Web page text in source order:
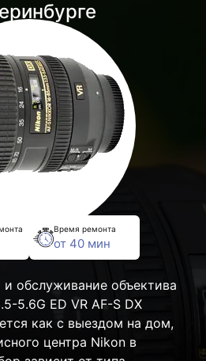
Время ремонта
от 40 мин
обслуживание объектива
5.6G ED VR AF-S DX
как с выездом на дом,
центра Nikon в